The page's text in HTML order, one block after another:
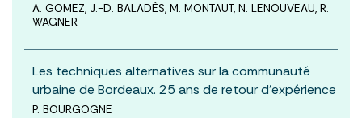
A. GOMEZ, J.-D. BALADÈS, M. MONTAUT, N. LENOUVEAU, R.
WAGNER
Les techniques alternatives sur la communauté
urbaine de Bordeaux. 25 ans de retour d’expérience
P. BOURGOGNE